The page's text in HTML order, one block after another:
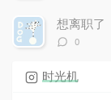
数：
想离职了
评
0
时光机